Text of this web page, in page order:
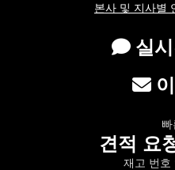
본사 및 지사별
실
빠
견적 요
재고 번호